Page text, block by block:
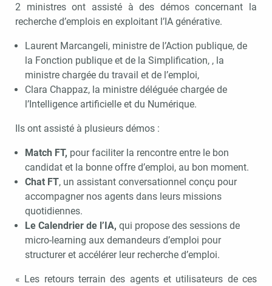
2 ministres ont assisté à des démos concernant la
recherche d’emplois en exploitant l’IA générative.
Laurent Marcangeli, ministre de l’Action publique, de
la Fonction publique et de la Simplification, , la
ministre chargée du travail et de l’emploi,
Clara Chappaz, la ministre déléguée chargée de
l’Intelligence artificielle et du Numérique.
Ils ont assisté à plusieurs démos :
Match FT, pour faciliter la rencontre entre le bon
candidat et la bonne offre d’emploi, au bon moment.
Chat FT, un assistant conversationnel conçu pour
accompagner nos agents dans leurs missions
quotidiennes.
Le Calendrier de l’IA, qui propose des sessions de
micro-learning aux demandeurs d’emploi pour
structurer et accélérer leur recherche d’emploi.
« Les retours terrain des agents et utilisateurs de ces